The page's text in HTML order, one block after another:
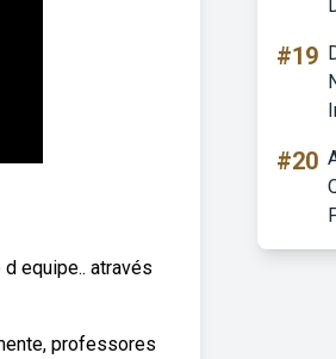
equipe.. através
professores
#19
#20